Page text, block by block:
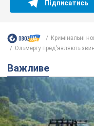
Значні штрафи і
проблему
Україні не завадить взяти
8.08.2026 05:10 2,1 т.